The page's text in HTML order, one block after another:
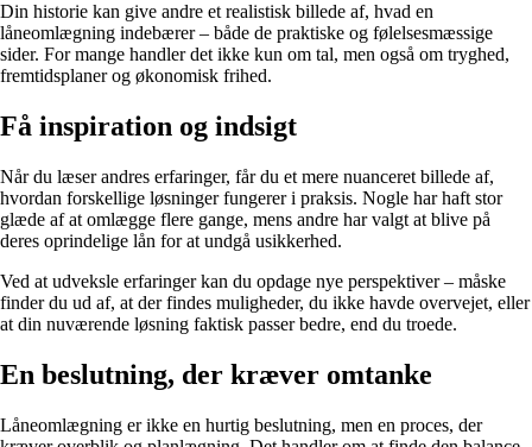
Din historie kan give andre et realistisk billede af, hvad en
låneomlægning indebærer – både de praktiske og følelsesmæssige
sider. For mange handler det ikke kun om tal, men også om tryghed,
fremtidsplaner og økonomisk frihed.
Få inspiration og indsigt
Når du læser andres erfaringer, får du et mere nuanceret billede af,
hvordan forskellige løsninger fungerer i praksis. Nogle har haft stor
glæde af at omlægge flere gange, mens andre har valgt at blive på
deres oprindelige lån for at undgå usikkerhed.
Ved at udveksle erfaringer kan du opdage nye perspektiver – måske
finder du ud af, at der findes muligheder, du ikke havde overvejet, eller
at din nuværende løsning faktisk passer bedre, end du troede.
En beslutning, der kræver omtanke
Låneomlægning er ikke en hurtig beslutning, men en proces, der